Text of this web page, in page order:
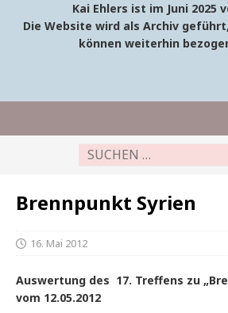
Kai Ehlers ist im Juni 2025
Die Website wird als Archiv
können weiterhin
Brennpunkt Syrien
16. Mai 2012
Auswertung des 17. Treffens zu
vom 12.05.2012